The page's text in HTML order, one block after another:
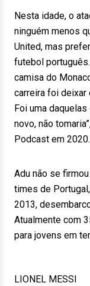
Nesta idade, o
ninguém menos
United, mas
futebol
camisa do
carreira foi deixar
Foi uma
novo, não
Podcast em 2020.
Adu não se
times de
2013,
Atualmente com
para jovens em
LIONEL MESSI